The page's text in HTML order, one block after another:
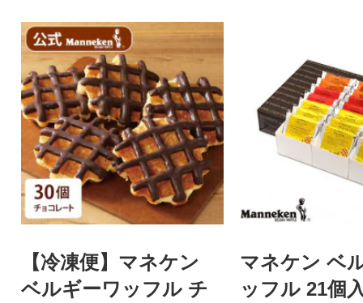
【冷凍便】マネケン
ベルギーワッフル チ
マネケン ベ
ッフル 21個